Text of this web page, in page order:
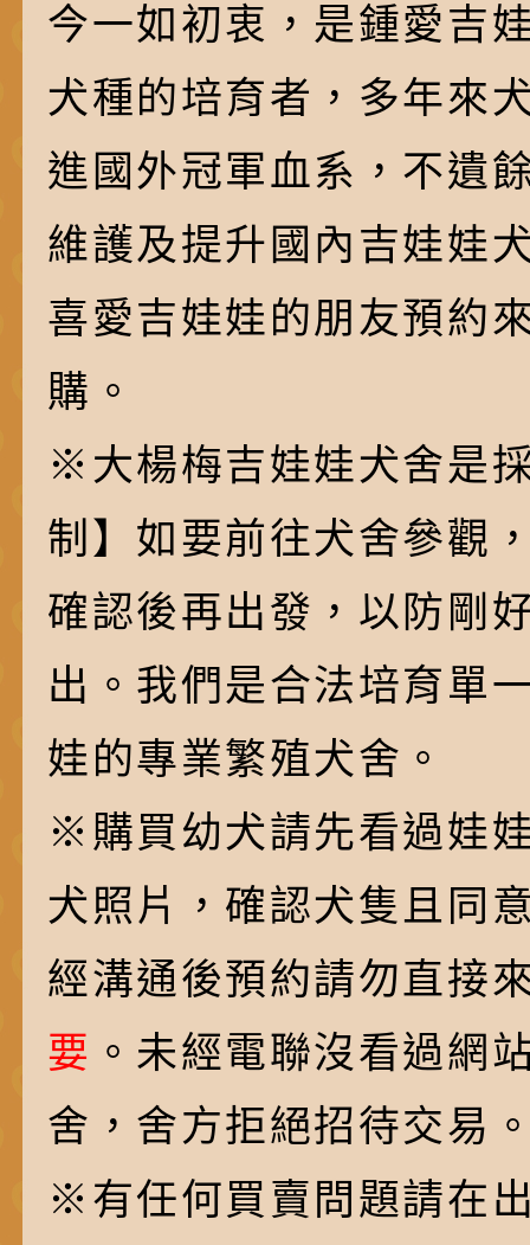
今一如初衷，是鍾愛吉
犬種的培育者，多年來
進國外冠軍血系，不遺
維護及提升國內吉娃娃
喜愛吉娃娃的朋友預約
購。
※大楊梅吉娃娃犬舍是
制】如要前往犬舍參觀
確認後再出發，以防剛
出。我們是合法培育單
娃的專業繁殖犬舍。
※購買幼犬請先看過娃
犬照片，確認犬隻且同
經溝通後預約請勿直接
要 。未經電聯沒看過網
舍，舍方拒絕招待交易
※有任何買賣問題請在